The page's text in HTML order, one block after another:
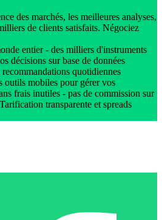
des marchés, les meilleures analyses,
de clients satisfaits. Négociez
entier - des milliers d'instruments
décisions sur base de données
quotidiennes
outils mobiles pour gérer vos
frais inutiles - pas de commission sur
transparente et spreads